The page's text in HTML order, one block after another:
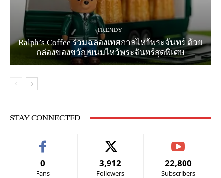
TRENDY
Ralph’s Coffee ร่วมฉลองเทศกาลไหว้พระจันทร์ ด้วย
กล่องของขวัญขนมไหว้พระจันทร์สุดพิเศษ
STAY CONNECTED
0
Fans
3,912
Followers
22,800
Subscribers